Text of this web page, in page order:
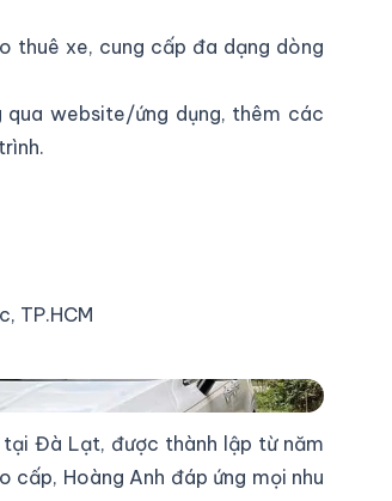
thuê xe, cung cấp đa dạng dòng
website/ứng dụng, thêm các
TP.HCM
Đà Lạt, được thành lập từ năm
Hoàng Anh đáp ứng mọi nhu